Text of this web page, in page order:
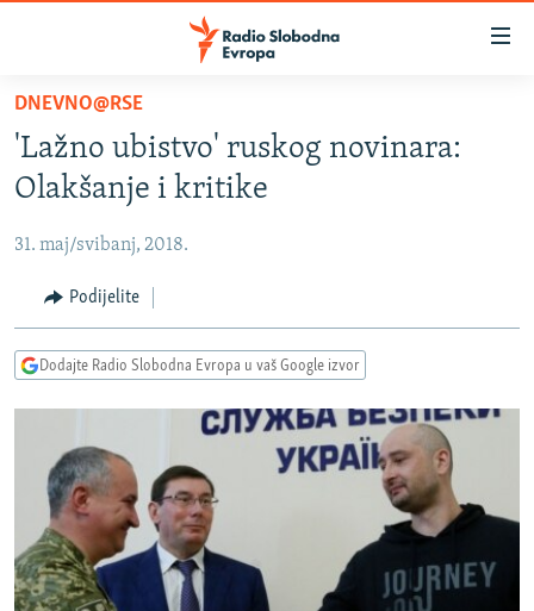
Pređite
glavni
sadržaj
na
navigaciju
Pređite
na
BOSNA I HERCEGOVINA
KOSOVO
CRNA GORA
VIDEO
INFOGRAFIKE
PODCASTI
KINA NA BALKANU
RSE PRIČE IZ SVIJETA
ISPRIČAJ MI
DNEVNO@RSE
DNEVNO@RSE
'Lažno ubistvo' ruskog novinara:
Olakšanje i kritike
31. maj/svibanj, 2018.
Podijelite
Dodajte Radio Slobodna Evropa u vaš Google izvor